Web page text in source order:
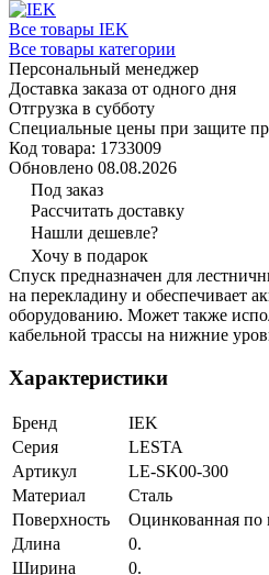
Все товары IEK
Все товары категории
Персональный менеджер
Доставка заказа от одного дня
Отгрузка в субботу
Специальные цены при защите
Код товара: 1733009
Обновлено 08.08.2026
Под заказ
Рассчитать доставку
Нашли дешевле?
Хочу в подарок
Спуск предназначен для
на перекладину и обеспечивает
оборудованию. Может также
кабельной трассы на нижние
Характеристики
Бренд
IEK
Серия
LESTA
Артикул
LE-SK00-300
Материал
Сталь
Поверхность
Оцинкованная по
Длина
0.
Ширина
0.